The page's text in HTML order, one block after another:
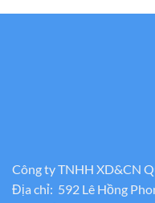
Công ty TNHH XD&CN
Địa chỉ: 592 Lê Hồng